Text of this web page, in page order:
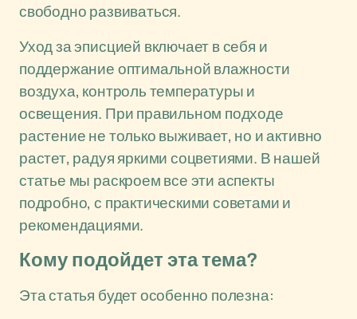
свободно развиваться.
Уход за эписцией включает в себя и
поддержание оптимальной влажности
воздуха, контроль температуры и
освещения. При правильном подходе
растение не только выживает, но и активно
растет, радуя яркими соцветиями. В нашей
статье мы раскроем все эти аспекты
подробно, с практическими советами и
рекомендациями.
Кому подойдет эта тема?
Эта статья будет особенно полезна: